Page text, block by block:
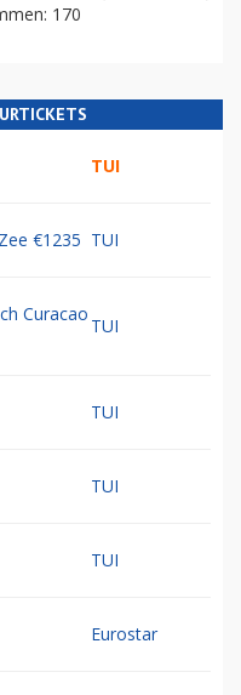
170
TUI
€1235 TUI
Curacao
TUI
TUI
TUI
TUI
Eurostar